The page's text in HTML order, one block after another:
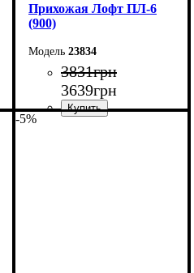
Прихожая Лофт ПЛ-6
(900)
23834
3831грн
3639грн
-5%